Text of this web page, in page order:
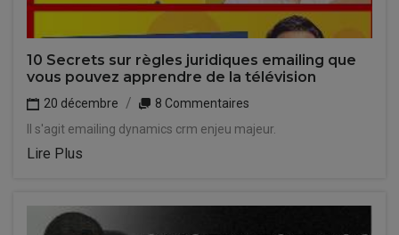
10 Secrets sur règles juridiques emailing que
vous pouvez apprendre de la télévision
20 décembre
8 Commentaires
Il s'agit emailing dynamics crm enjeu majeur.
Lire Plus